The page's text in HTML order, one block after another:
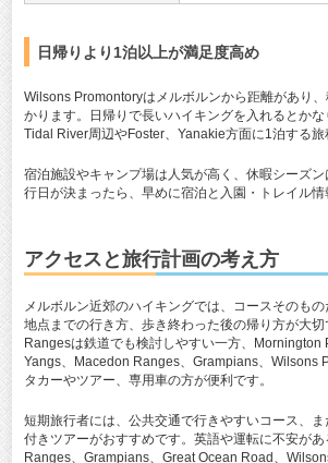
日帰りより1泊以上が満足度高め
Wilsons Promontoryはメルボルンから距離があり
かります。日帰りで長いハイキングを入れるとかな
Tidal River周辺やFoster、Yanakie方面に1泊する旅
宿泊施設やキャンプ場は人気が高く、休暇シーズ
行日が決まったら、早めに宿泊と入園・トレイル情
アクセスと旅行計画の考え方
メルボルン近郊のハイキングでは、コースそのも
地点までの行き方、歩き終わった後の帰り方が大
Rangesは鉄道でも検討しやすい一方、Mornington
Yangs、Macedon Ranges、Grampians、Wilsons
タカーやツアー、専用車の方が便利です。
短期旅行者には、公共交通で行きやすいコース、
付きツアーがおすすめです。英語や運転に不安が
Ranges、Grampians、Great Ocean Road、